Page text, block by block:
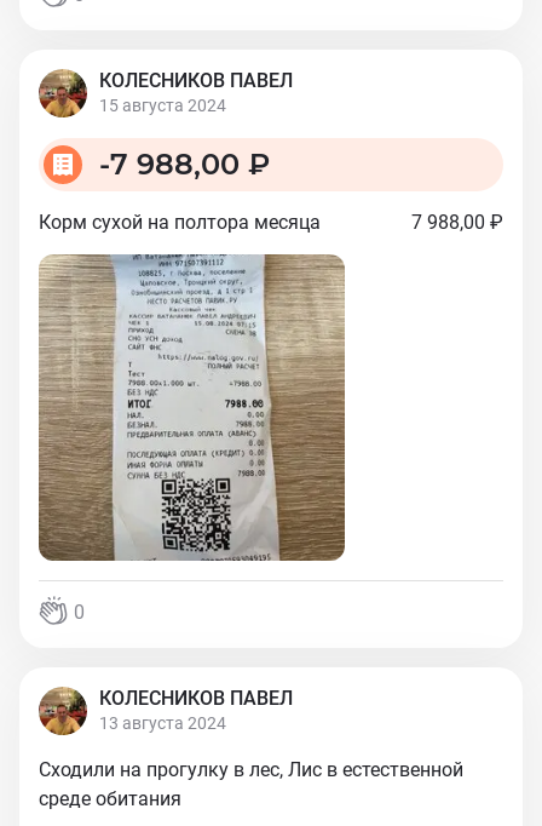
КОЛЕСНИКОВ ПАВЕЛ
15 августа 2024
-7 988,00 ₽
Корм сухой на полтора месяца 7 988,00 ₽
0
КОЛЕСНИКОВ ПАВЕЛ
13 августа 2024
Сходили на прогулку в лес, Лис в естественной
среде обитания